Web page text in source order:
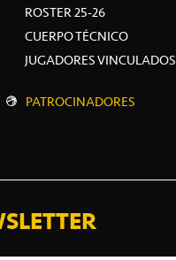
ROSTER 25-26
CUERPO TÉCNICO
JUGADORES VINCULADOS
PATROCINADORES